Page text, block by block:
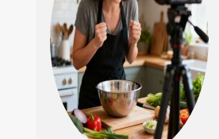
UHD
CMOS ;